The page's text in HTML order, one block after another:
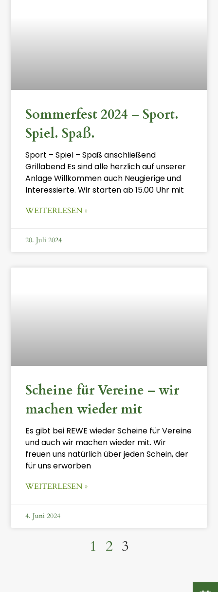
Sommerfest 2024 – Sport.
Spiel. Spaß.
Sport – Spiel – Spaß anschließend
Grillabend Es sind alle herzlich auf unserer
Anlage Willkommen auch Neugierige und
Interessierte. Wir starten ab 15.00 Uhr mit
WEITERLESEN »
20. Juli 2024
Scheine für Vereine – wir
machen wieder mit
Es gibt bei REWE wieder Scheine für Vereine
und auch wir machen wieder mit. Wir
freuen uns natürlich über jeden Schein, der
für uns erworben
WEITERLESEN »
4. Juni 2024
1 2 3